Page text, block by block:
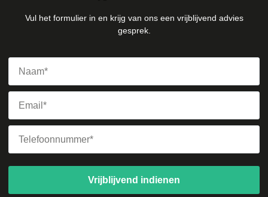
Vul het formulier in en krijg van ons een vrijblijvend advies
gesprek.
Vrijblijvend indienen